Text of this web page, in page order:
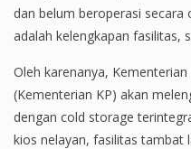
dan belum beroperasi secara
adalah kelengkapan fasilitas,
Oleh karenanya,
(Kementerian KP) akan
dengan cold storage
kios nelayan, fasilitas tambat